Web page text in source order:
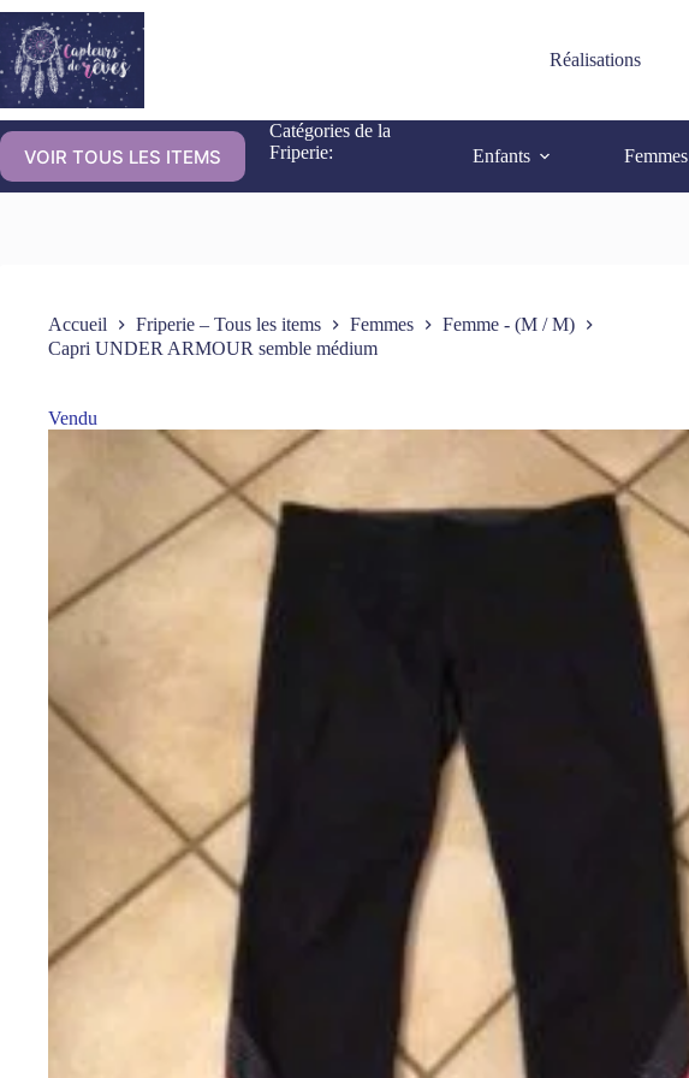
Réalisations
VOIR TOUS LES ITEMS
Catégories de la
Friperie:
Enfants Femmes
Accueil Friperie – Tous les items Femmes
Femme - (M / M)
Capri UNDER ARMOUR semble médium
Vendu